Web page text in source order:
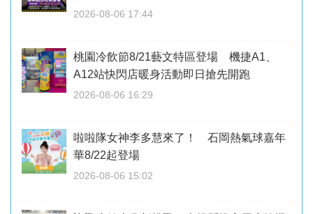
2026-08-06 17:44
桃園冷飲節8/21藝文特區登場 機捷A1、
A12站快閃店暖身活動即日搶先開跑
2026-08-06 16:29
啦啦隊女神李多慧來了！ 石岡熱氣球嘉年
華8/22起登場
2026-08-06 15:02